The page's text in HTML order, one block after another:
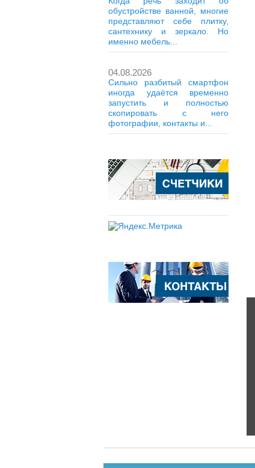
обустройстве ванной, многие
представляют себе плитку,
сантехнику и зеркало. Но
именно мебель...
04.08.2026
Сильно разбитый смартфон
иногда удаётся временно
запустить и полностью
скопировать с него
фотографии, контакты и...